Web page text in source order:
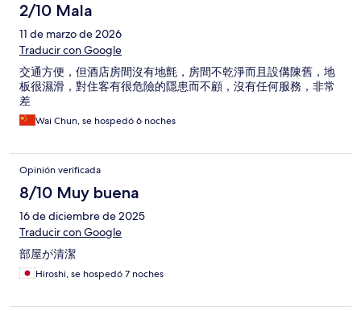
2/10 Mala
11 de marzo de 2026
Traducir con Google
交通方便，但酒店房間沒有地氈，房間不乾淨而且設傋陳舊，地
板很濕滑，對住客有很危險的隱患而不顧，沒有任何服務，非常
差
Wai Chun, se hospedó 6 noches
Opinión verificada
8/10 Muy buena
16 de diciembre de 2025
Traducir con Google
部屋が清潔
Hiroshi, se hospedó 7 noches